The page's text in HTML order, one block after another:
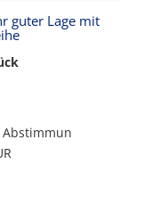
guter Lage mit